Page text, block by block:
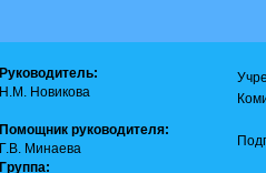
Руководитель:
Н.М. Новикова
Помощник руководителя:
Г.В. Минаева
Группа: